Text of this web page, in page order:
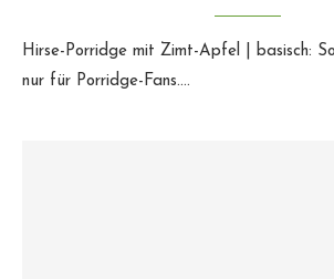
Hirse-Porridge mit Zimt-Apfel | basisch:
nur für Porridge-Fans.…